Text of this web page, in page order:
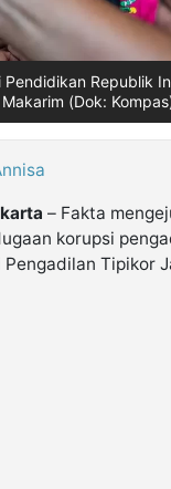
Pendidikan Republik
Makarim (Dok:
– Fakta
korupsi
Pengadilan Tipikor